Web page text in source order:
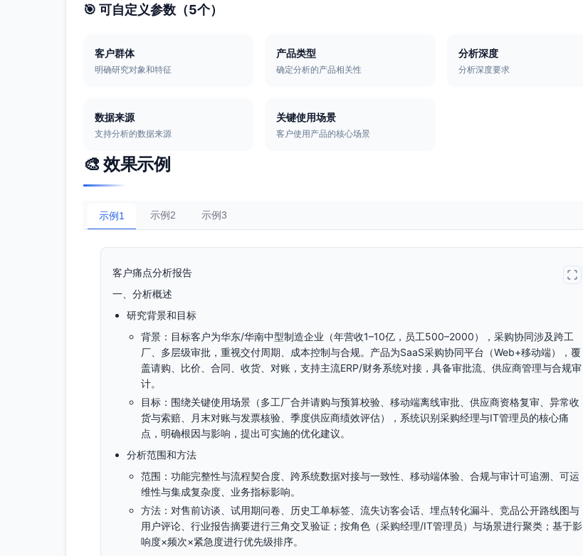
🎯 可自定义参数（5个）
客户群体
明确研究对象和特征
产品类型
确定分析的产品相关性
分析深度
分析深度要求
数据来源
支持分析的数据来源
关键使用场景
客户使用产品的核心场景
🎨 效果示例
示例1 示例2 示例3
客户痛点分析报告
一、分析概述
研究背景和目标
背景：目标客户为华东/华南中型制造企业（年营收1–10亿，员工500–2000），采购协同涉及跨工
厂、多层级审批，重视交付周期、成本控制与合规。产品为SaaS采购协同平台（Web+移动端），覆
盖请购、比价、合同、收货、对账，支持主流ERP/财务系统对接，具备审批流、供应商管理与合规审
计。
目标：围绕关键使用场景（多工厂合并请购与预算校验、移动端离线审批、供应商资格复审、异常收
货与索赔、月末对账与发票核验、季度供应商绩效评估），系统识别采购经理与IT管理员的核心痛
点，明确根因与影响，提出可实施的优化建议。
分析范围和方法
范围：功能完整性与流程契合度、跨系统数据对接与一致性、移动端体验、合规与审计可追溯、可运
维性与集成复杂度、业务指标影响。
方法：对售前访谈、试用期问卷、历史工单标签、流失访客会话、埋点转化漏斗、竞品公开路线图与
用户评论、行业报告摘要进行三角交叉验证；按角色（采购经理/IT管理员）与场景进行聚类；基于影
响度×频次×紧急度进行优先级排序。